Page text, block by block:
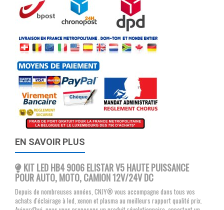
EN SAVOIR PLUS
KIT LED HB4 9006 ELISTAR V5 HAUTE PUISSANCE
POUR AUTO, MOTO, CAMION 12V/24V DC
Depuis de nombreuses années, CNJY® vous accompagne dans tous vos
achats d'éclairage à led, xenon et plasma au meilleurs rapport qualité prix.